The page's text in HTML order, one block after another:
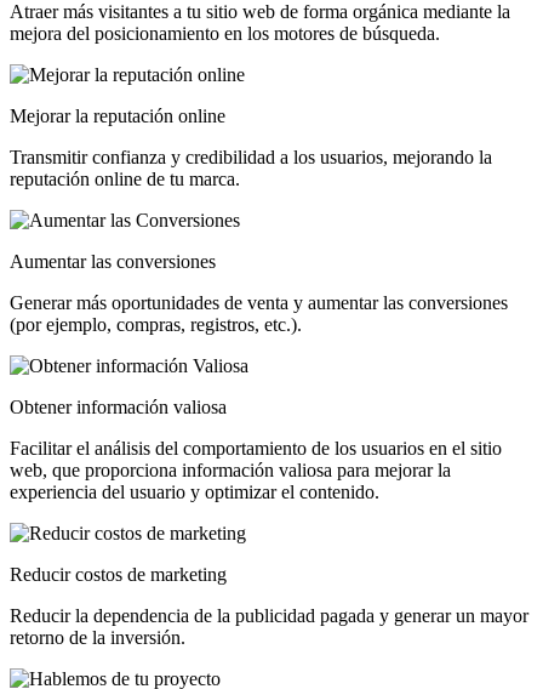
Atraer más visitantes a tu sitio web de forma orgánica mediante la
mejora del posicionamiento en los motores de búsqueda.
Mejorar la reputación online
Transmitir confianza y credibilidad a los usuarios, mejorando la
reputación online de tu marca.
Aumentar las conversiones
Generar más oportunidades de venta y aumentar las conversiones
(por ejemplo, compras, registros, etc.).
Obtener información valiosa
Facilitar el análisis del comportamiento de los usuarios en el sitio
web, que proporciona información valiosa para mejorar la
experiencia del usuario y optimizar el contenido.
Reducir costos de marketing
Reducir la dependencia de la publicidad pagada y generar un mayor
retorno de la inversión.